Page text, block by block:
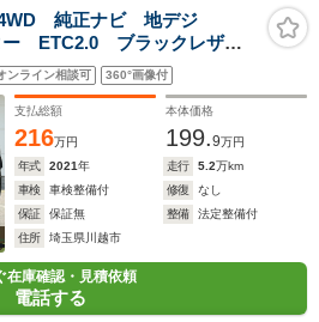
純正ナビ 地デジ
ETC2.0 ブラックレザー
トヒーター パワーバック
ルミ ルーフレール スマ
4WD
ンライン相談可 360°画像付
支払総額
216万円
本体価格
199.9万円
年式
2021年 走行 5.2万km
車検
車検整備付 修復
なし
保証
保証無 整備
法定整備付
住所
埼玉県川越市
在庫確認・見積依頼
電話する